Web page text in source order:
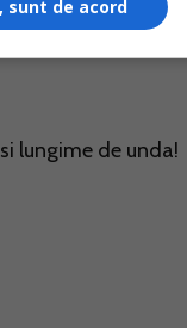
ai beneficia de
AGA (Adunarii
lungime de unda!
sunt de acord